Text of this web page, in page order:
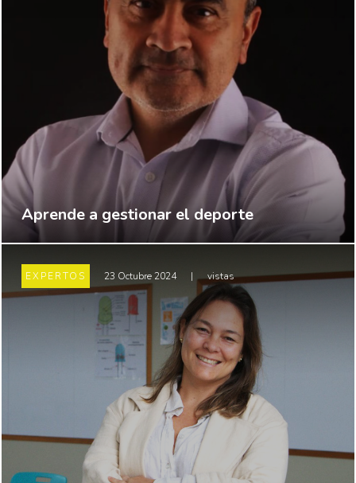
Aprende a gestionar el deporte
EXPERTOS 23 Octubre 2024 | vistas